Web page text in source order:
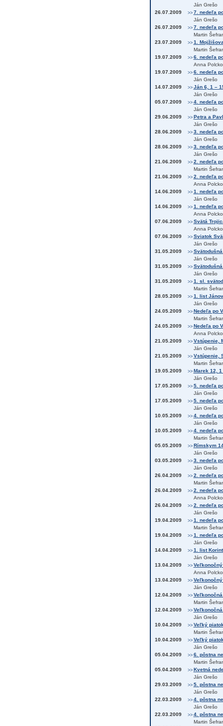
Ján Grešo
26.07.2009
>> 7. nedeľa
Ján Grešo
26.07.2009
>> 7. nedeľa
Martin
23.07.2009
>> 1.
Martin
19.07.2009
>> 6. nedeľa
Anna
19.07.2009
>> 6. nedeľa
Ján Grešo
14.07.2009
>> Ján 6, 1 –
Ján Grešo
05.07.2009
>> 4. nedeľa
Ján Grešo
29.06.2009
>> Petra a
Ján Grešo
28.06.2009
>> 3. nedeľa
Ján Grešo
28.06.2009
>> 3. nedeľa
Ján Grešo
21.06.2009
>> 2. nedeľa
Martin
21.06.2009
>> 2. nedeľa
Anna
14.06.2009
>> 1. nedeľa
Ján Grešo
14.06.2009
>> 1. nedeľa
Anna
07.06.2009
>> Svätá
Anna
07.06.2009
>> Sviatok
Ján Grešo
31.05.2009
>>
Ján Grešo
31.05.2009
>>
Ján Grešo
31.05.2009
>> 1. sl.
Martin
28.05.2009
>> 1. list
Ján Grešo
24.05.2009
>> Nedeľa po
Martin
24.05.2009
>> Nedeľa po
Anna
21.05.2009
>> Vstúpenie,
Ján Grešo
21.05.2009
>> Vstúpenie,
Martin
19.05.2009
>> Marek 12, 1
Ján Grešo
17.05.2009
>> 5. nedeľa
Ján Grešo
17.05.2009
>> 5. nedeľa
Ján Grešo
10.05.2009
>> 4. nedeľa
Ján Grešo
10.05.2009
>> 4. nedeľa
Martin
05.05.2009
>> Rímskym
Ján Grešo
03.05.2009
>> 3. nedeľa
Ján Grešo
26.04.2009
>> 2. nedeľa
Martin
26.04.2009
>> 2. nedeľa
Anna
26.04.2009
>> 2. nedeľa
Ján Grešo
19.04.2009
>> 1. nedeľa
Martin
19.04.2009
>> 1. nedeľa
Ján Grešo
14.04.2009
>> 1. list
Ján Grešo
13.04.2009
>>
Anna
13.04.2009
>>
Ján Grešo
12.04.2009
>>
Martin
12.04.2009
>>
Ján Grešo
10.04.2009
>> Veľký
Martin
10.04.2009
>> Veľký
Ján Grešo
05.04.2009
>> 6. pôstna
Martin
05.04.2009
>> Kvetná
Ján Grešo
29.03.2009
>> 5. pôstna
Ján Grešo
22.03.2009
>> 4. pôstna
Ján Grešo
22.03.2009
>> 4. pôstna
Martin